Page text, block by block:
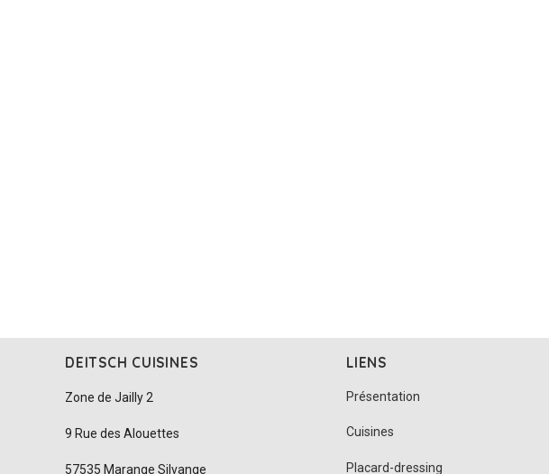
DEITSCH CUISINES
Zone de Jailly 2
9 Rue des Alouettes
57535 Marange Silvange
LIENS
Présentation
Cuisines
Placard-dressing